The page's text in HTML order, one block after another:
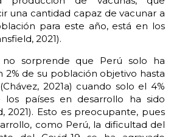
una cantidad capaz de vacunar a
para este año, está en los
2021).
no sorprende que Perú solo ha
2% de su población objetivo hasta
2021a) cuando solo el 4%
países en desarrollo ha sido
2021). Esto es preocupante, pues
como Perú, la dificultad del